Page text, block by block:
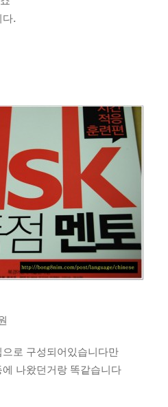
.
로 구성되어있습니다만
나왔던거랑 똑같습니다